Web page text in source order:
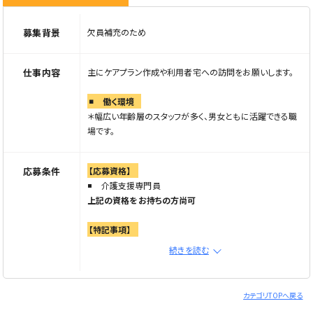
募集背景 欠員補充のため
仕事内容 主にケアプラン作成や利用者宅への訪問をお願いします。
働く環境
＊幅広い年齢層のスタッフが多く、男女ともに活躍できる職
場です。
応募条件
【応募資格】
介護支援専門員
上記の資格をお持ちの方尚可
【特記事項】
続きを読む
カテゴリTOPへ戻る